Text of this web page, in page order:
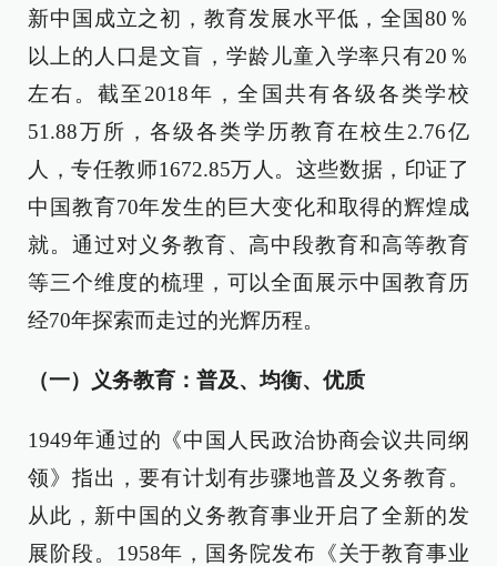
新中国成立之初，教育发展水平低，全国80％
以上的人口是文盲，学龄儿童入学率只有20％
左右。截至2018年，全国共有各级各类学校
51.88万所，各级各类学历教育在校生2.76亿
人，专任教师1672.85万人。这些数据，印证了
中国教育70年发生的巨大变化和取得的辉煌成
就。通过对义务教育、高中段教育和高等教育
等三个维度的梳理，可以全面展示中国教育历
经70年探索而走过的光辉历程。
（一）义务教育：普及、均衡、优质
1949年通过的《中国人民政治协商会议共同纲
领》指出，要有计划有步骤地普及义务教育。
从此，新中国的义务教育事业开启了全新的发
展阶段。1958年，国务院发布《关于教育事业